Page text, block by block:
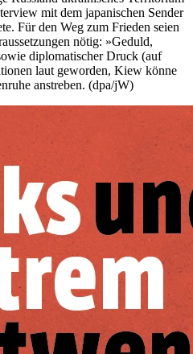
mit dem japanischen Sender
Für den Weg zum Frieden seien
nötig: »Geduld,
diplomatischer Druck (auf
laut geworden, Kiew könne
anstreben. (dpa/jW)